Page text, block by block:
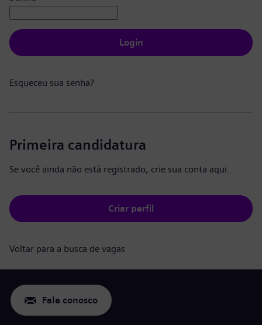
Login
Esqueceu sua senha?
Primeira candidatura
Se você ainda não está registrado, crie sua conta aqui.
Criar perfil
Voltar para a busca de vagas
Fale conosco